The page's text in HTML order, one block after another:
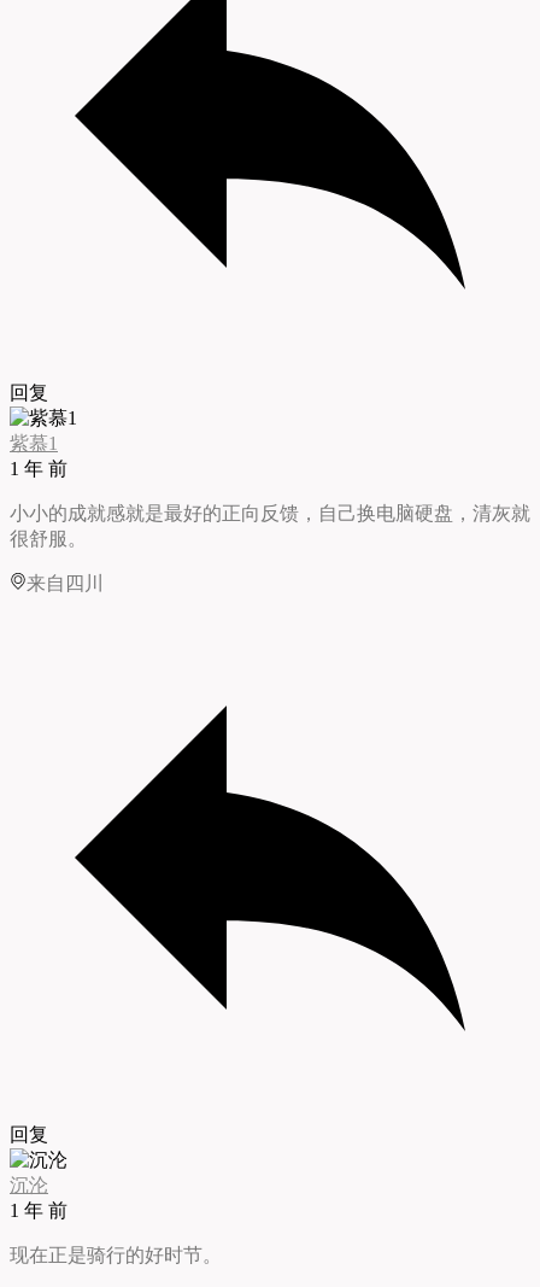
回复
紫慕1
1 年 前
小小的成就感就是最好的正向反馈，自己换电脑硬盘，清灰就
很舒服。
来自四川
回复
沉沦
1 年 前
现在正是骑行的好时节。